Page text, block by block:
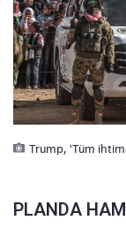
Trump, 'Tüm
PLANDA